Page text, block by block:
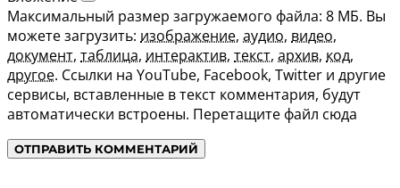
Максимальный размер загружаемого файла: 8 МБ. Вы
можете загрузить: изображение, аудио, видео,
документ, таблица, интерактив, текст, архив, код,
другое. Ссылки на YouTube, Facebook, Twitter и другие
сервисы, вставленные в текст комментария, будут
автоматически встроены. Перетащите файл сюда